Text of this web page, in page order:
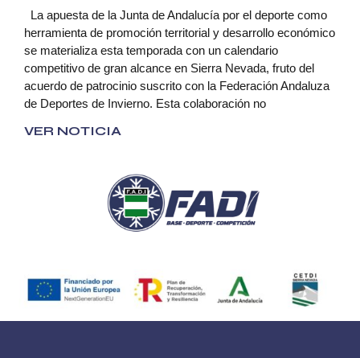
La apuesta de la Junta de Andalucía por el deporte como
herramienta de promoción territorial y desarrollo económico
se materializa esta temporada con un calendario
competitivo de gran alcance en Sierra Nevada, fruto del
acuerdo de patrocinio suscrito con la Federación Andaluza
de Deportes de Invierno. Esta colaboración no
VER NOTICIA